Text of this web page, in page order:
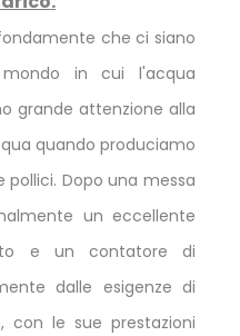
che ci siano
in cui l'acqua
grande attenzione alla
quando produciamo
Dopo una messa
un eccellente
e un contatore di
dalle esigenze di
con le sue prestazioni